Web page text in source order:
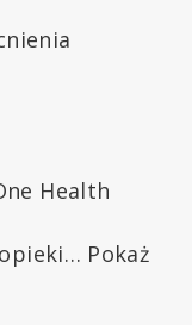
Health
Pokaż